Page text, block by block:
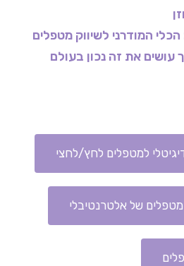
הכלי המודרני לשיווק מטפלים
עושים את זה נכון בעולם
למטפלים לחץ/לחצי
של אלטרנטיבלי